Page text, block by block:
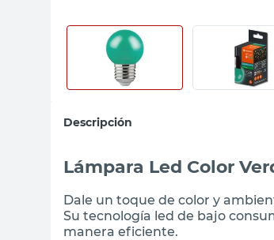
Descripción
Lámpara Led Color
Dale un toque de color y
Su tecnología led de bajo
manera eficiente.